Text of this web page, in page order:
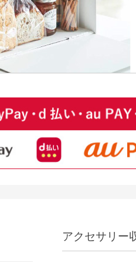
アクセサリー